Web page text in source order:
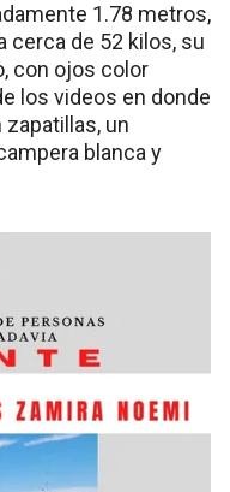
1.78 metros,
cerca de 52 kilos, su
con ojos color
los videos en donde
un
blanca y